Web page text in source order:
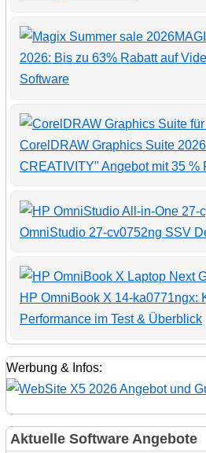
2026: Bis zu 63% Rabatt auf
Software
CorelDRAW Graphics Suite
CREATIVITY" Angebot mit 35 %
OmniStudio 27-cv0752ng SSV
HP OmniBook X 14-ka0771ngx:
Performance im Test & Überblick
Werbung & Infos:
Aktuelle Software Angebote